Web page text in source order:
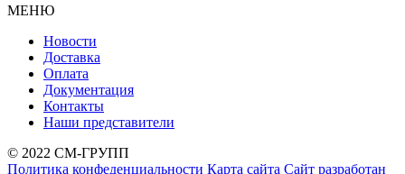
МЕНЮ
Новости
Доставка
Оплата
Документация
Контакты
Наши представители
© 2022 СМ-ГРУПП
Политика конфеденциальности Карта сайта Сайт разработан